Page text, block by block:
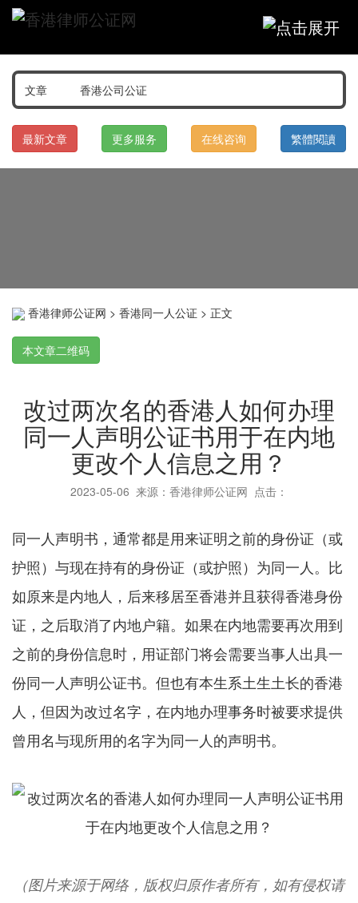
最新文章 更多服务 在线咨询 繁體閱讀
香港律师公证网 > 香港同一人公证 > 正文
本文章二维码
改过两次名的香港人如何办理
同一人声明公证书用于在内地
更改个人信息之用？
2023-05-06 来源：香港律师公证网 点击：
同一人声明书，通常都是用来证明之前的身份证（或
护照）与现在持有的身份证（或护照）为同一人。比
如原来是内地人，后来移居至香港并且获得香港身份
证，之后取消了内地户籍。如果在内地需要再次用到
之前的身份信息时，用证部门将会需要当事人出具一
份同一人声明公证书。但也有本生系土生土长的香港
人，但因为改过名字，在内地办理事务时被要求提供
曾用名与现所用的名字为同一人的声明书。
（图片来源于网络，版权归原作者所有，如有侵权请